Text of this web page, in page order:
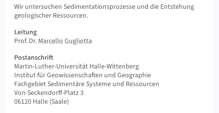
Wir untersuchen Sedimentationsprozesse und die Entstehung
geologischer Ressourcen.
Leitung
Prof. Dr.Marcello Gugliotta
Postanschrift
Martin-Luther-Universität Halle-Wittenberg
Institut für Geowissenschaften und Geographie
Fachgebiet Sedimentäre Systeme und Ressourcen
Von-Seckendorff-Platz 3
06120 Halle (Saale)